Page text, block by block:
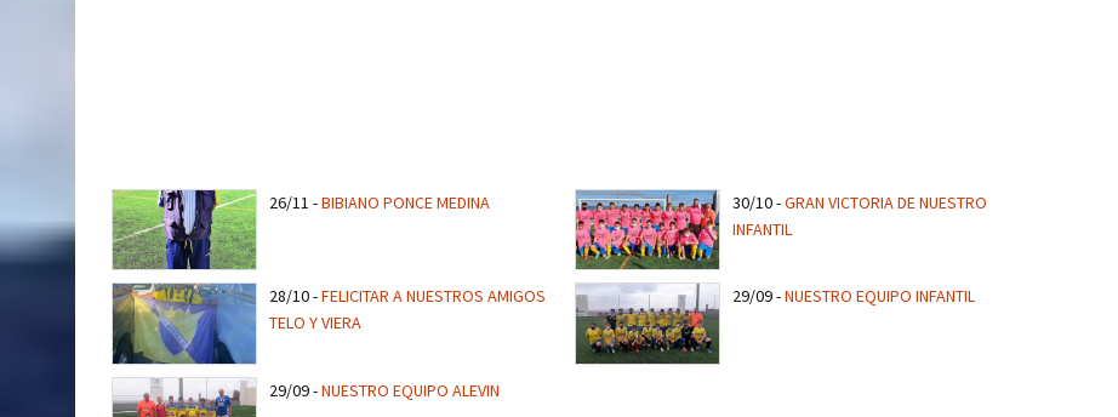
26/11 -BIBIANO PONCE MEDINA 30/10-GRAN VICTORIA DE NUESTRO
INFANTIL
28/10-FELICITAR A NUESTROS AMIGOS
TELO Y VIERA
29/09-NUESTRO EQUIPO INFANTIL
29/09-NUESTRO EQUIPO ALEVIN